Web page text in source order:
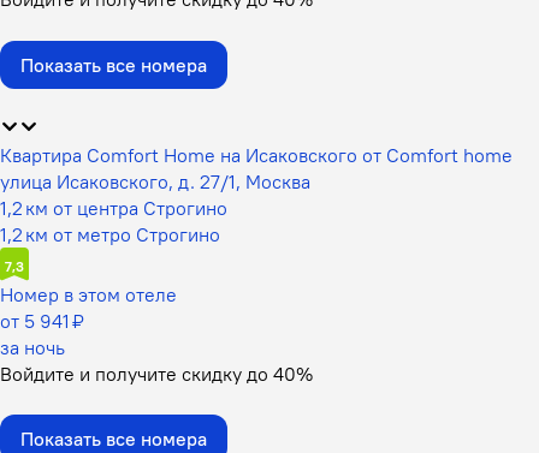
Показать все номера
Квартира Comfort Home на Исаковского от Comfort home
улица Исаковского, д. 27/1, Москва
1,2 км от центра Строгино
1,2 км от метро Строгино
7,3
Номер в этом отеле
от 5 941 ₽
за ночь
Войдите и получите скидку до 40%
Показать все номера